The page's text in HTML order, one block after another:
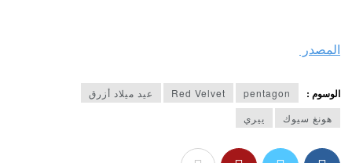
المصدر
الوسوم : pentagon
Red Velvet
عيد ميلاد أزرق
هونغ سيوك
ييري